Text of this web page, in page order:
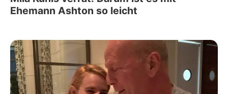
Ehemann Ashton so leicht